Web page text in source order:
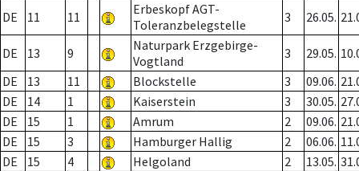
DE 11 11
Erbeskopf AGT-
Toleranzbelegstelle
3 26.05.
DE 13 9
Naturpark Erzgebirge-
Vogtland
3 29.05.
DE
13 11 Blockstelle 3 09.06.
DE
14 1 Kaiserstein 3 30.05.
DE
15 1 Amrum 2 09.06.
DE
15 3 Hamburger Hallig 2 06.06.
DE
15 4 Helgoland 2 13.05.